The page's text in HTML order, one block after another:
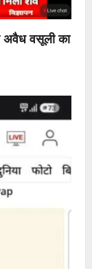
अवैध वसूली का